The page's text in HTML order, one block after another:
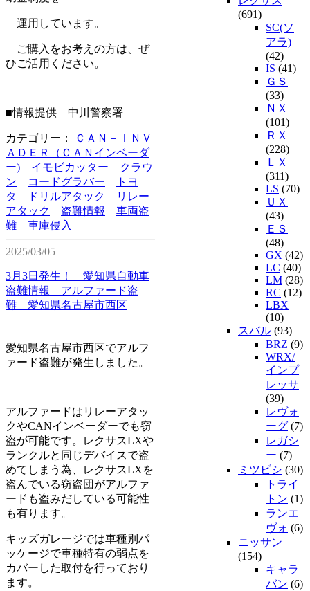
運用しています。
ご購入をお考えの方は、ぜ
ひご活用ください。
■情報提供 中川警察署
カテゴリー：
ＣＡＮ－ＩＮＶ
ＡＤＥＲ（ＣＡＮインベーダ
ー)
イモビカッター
クラウ
ン
コードグラバー
トヨ
タ
ドリルアタック
リレー
アタック
盗難情報
車両盗
難
車庫侵入
2025/03/05
3月3日発生！ 愛知県自動車
盗難情報 アルファード盗
難 愛知県名古屋市西区
愛知県名古屋市西区でアルフ
ァード盗難が発生しました。
アルファードはリレーアタッ
クやCANインベーダーでも窃
盗が可能です。レクサスLXや
ランクルと同じデバイスで盗
めてしまう為、レクサスLXを
盗んでいる窃盗団がアルファ
ードも盗みだしている可能性
も有ります。
キッズガレージでは車種別パ
ッケージで車種特有の弱点を
カバーした取付を行っており
ます。
(691)
SC(ソ
アラ)
(42)
IS (41)
ＧＳ
(33)
ＮＸ
(101)
ＲＸ
(228)
ＬＸ
(311)
LS (70)
ＵＸ
(43)
ＥＳ
(48)
GX (42)
LC (40)
LM (28)
RC (12)
LBX
(10)
スバル (93)
BRZ (9)
WRX/
インプ
レッサ
(39)
レヴォ
ーグ (7)
レガシ
ー (7)
ミツビシ (30)
トライ
トン (1)
ランエ
ヴォ (6)
ニッサン
(154)
キャラ
バン (6)